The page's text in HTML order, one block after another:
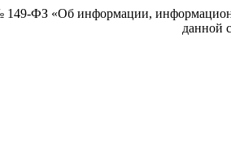
149-ФЗ «Об информации,
данной